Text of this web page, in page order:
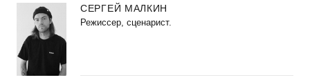
СЕРГЕЙ МАЛКИН
Режиссер, сценарист.